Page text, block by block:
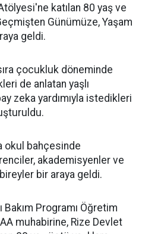
katılan 80 yaş ve
Günümüze, Yaşam
geldi.
çocukluk döneminde
de anlatan yaşlı
zeka yardımıyla istedikleri
okul bahçesinde
akademisyenler ve
bir araya geldi.
Programı Öğretim
muhabirine, Rize Devlet